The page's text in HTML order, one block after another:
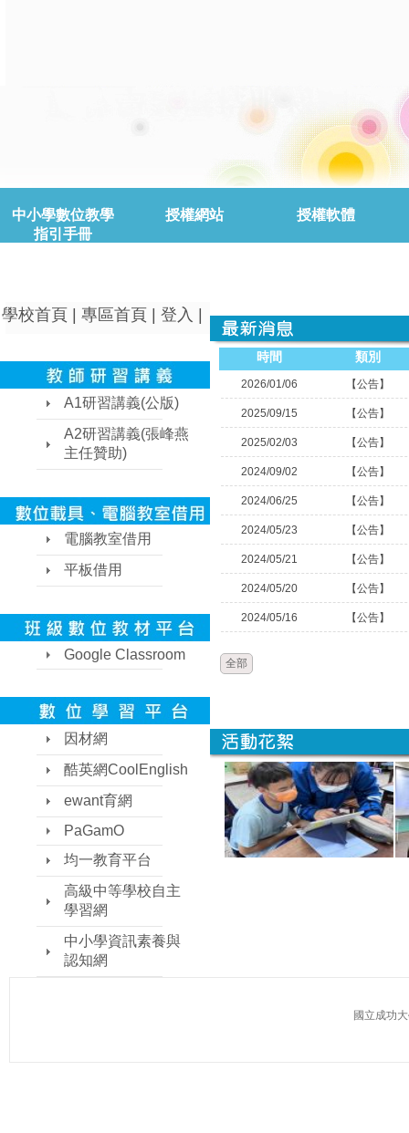
中小學數位教學
指引手冊
授權網站 授權軟體
學校首頁 | 專區首頁 | 登入 |
A1研習講義(公版)
A2研習講義(張峰燕
主任贊助)
電腦教室借用
平板借用
Google Classroom
因材網
酷英網CoolEnglish
ewant育網
PaGamO
均一教育平台
高級中等學校自主
學習網
中小學資訊素養與
認知網
時間 類別
2026/01/06 【公告】
2025/09/15 【公告】
2025/02/03 【公告】
2024/09/02 【公告】
2024/06/25 【公告】
2024/05/23 【公告】
2024/05/21 【公告】
2024/05/20 【公告】
2024/05/16 【公告】
全部
國立成功